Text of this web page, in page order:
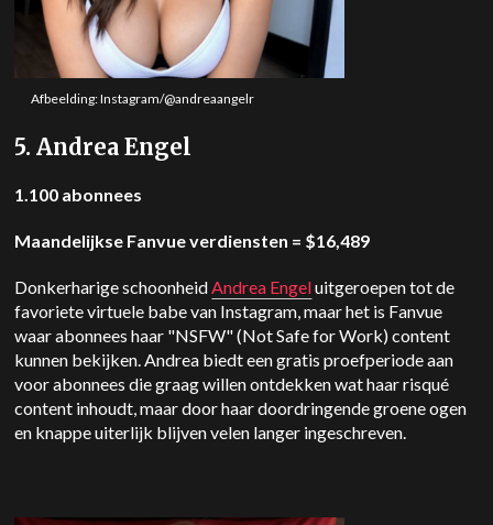
Afbeelding: Instagram/@andreaangelr
5. Andrea Engel
1.100 abonnees
Maandelijkse Fanvue verdiensten = $16,489
Donkerharige schoonheidAndrea Engeluitgeroepen tot de
favoriete virtuele babe van Instagram, maar het is Fanvue
waar abonnees haar "NSFW" (Not Safe for Work) content
kunnen bekijken. Andrea biedt een gratis proefperiode aan
voor abonnees die graag willen ontdekken wat haar risqué
content inhoudt, maar door haar doordringende groene ogen
en knappe uiterlijk blijven velen langer ingeschreven.